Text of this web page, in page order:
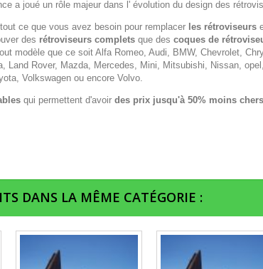
a joué un rôle majeur dans l' évolution du design des
ce que vous avez besoin pour remplacer les rétroviseurs
des rétroviseurs complets que des coques de
modèle que ce soit Alfa Romeo, Audi, BMW, Chevrolet,
Land Rover, Mazda, Mercedes, Mini, Mitsubishi, Nissan,
Volkswagen ou encore Volvo.
qui permettent d'avoir des prix jusqu'à 50% moins chers
DANS LA MÊME CATÉGORIE :